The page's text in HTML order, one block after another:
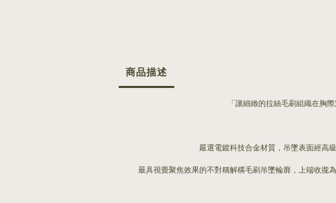
商品描述
「讓細緻的拉絲毛刷組織在胸
嚴選電鍍科技合金材質，吊墜表面經高
最具視覺聚焦效果的不對稱解構毛刷吊墜輪廓，上端收攏